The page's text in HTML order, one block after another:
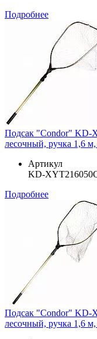
Подробнее
Подсак "Condor" KD-
лесочный, ручка 1,6
Артикул
KD-
Подробнее
Подсак "Condor" KD-
лесочный, ручка 1,6